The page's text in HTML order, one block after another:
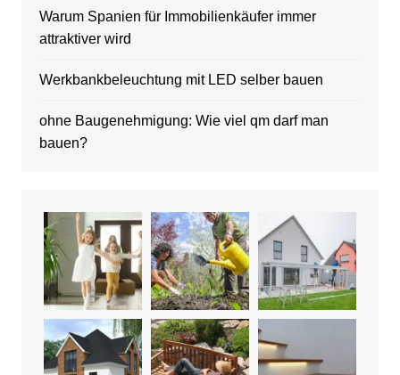
Warum Spanien für Immobilienkäufer immer
attraktiver wird
Werkbankbeleuchtung mit LED selber bauen
ohne Baugenehmigung: Wie viel qm darf man
bauen?